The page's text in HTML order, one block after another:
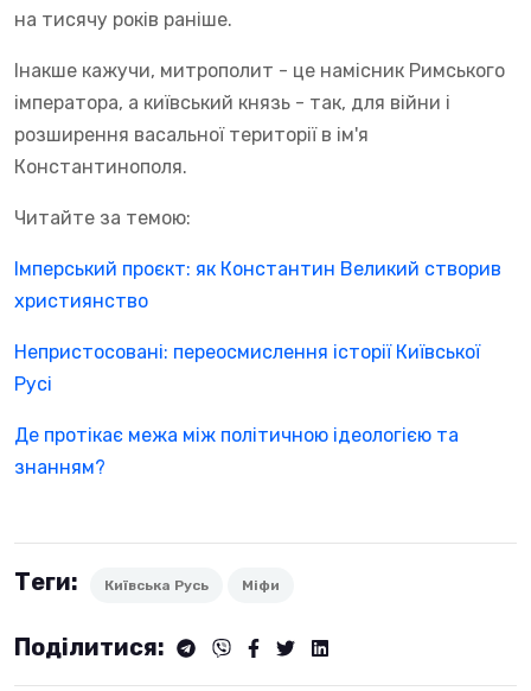
на тисячу років раніше.
Інакше кажучи, митрополит - це намісник Римського
імператора, а київський князь - так, для війни і
розширення васальної території в ім'я
Константинополя.
Читайте за темою:
Імперський проєкт: як Константин Великий створив
християнство
Непристосовані: переосмислення історії Київської
Русі
Де протікає межа між політичною ідеологією та
знанням?
Теги: Київська Русь Міфи
Поділитися: